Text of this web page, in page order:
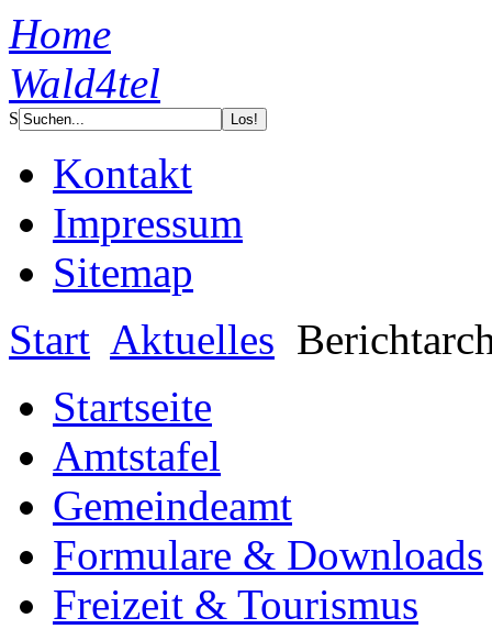
Home
Wald4tel
S
Kontakt
Impressum
Sitemap
Start Aktuelles
Startseite
Amtstafel
Gemeindeamt
Formulare & Downloads
Freizeit & Tourismus